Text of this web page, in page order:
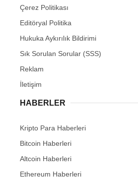
Çerez Politikası
Editöryal Politika
Hukuka Aykırılık Bildirimi
Sık Sorulan Sorular (SSS)
Reklam
İletişim
HABERLER
Kripto Para Haberleri
Bitcoin Haberleri
Altcoin Haberleri
Ethereum Haberleri